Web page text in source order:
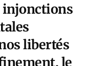
injonctions
libertés
le